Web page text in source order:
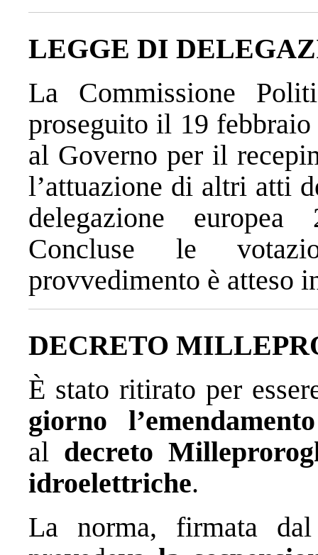
LEGGE DI
La Commissione
proseguito il 19
al Governo per il
l’attuazione di altri atti
delegazione europea
Concluse le
provvedimento è atteso
DECRETO
È stato ritirato per
giorno
l’emendamento
al decreto
idroelettriche.
La norma, firmata